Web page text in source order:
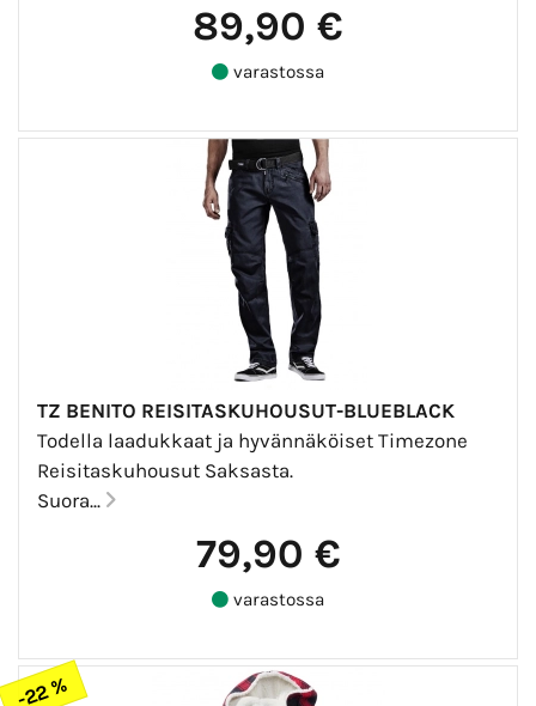
89,90 €
varastossa
TZ BENITO REISITASKUHOUSUT-BLUEBLACK
Todella laadukkaat ja hyvännäköiset Timezone
Reisitaskuhousut Saksasta.
Suora...
79,90 €
varastossa
-22 %